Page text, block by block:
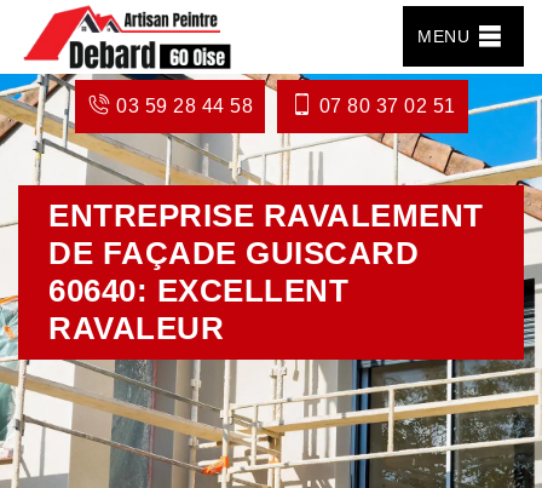
MENU
03 59 28 44 58 07 80 37 02 51
ENTREPRISE RAVALEMENT
DE FAÇADE GUISCARD
60640: EXCELLENT
RAVALEUR